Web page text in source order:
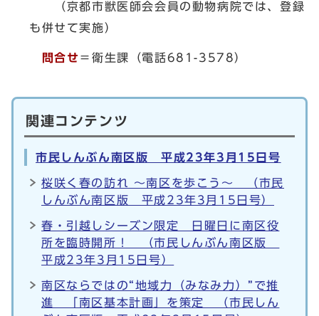
（京都市獣医師会会員の動物病院では、登録
も併せて実施）
問合せ ＝衛生課（電話681-3578）
関連コンテンツ
市民しんぶん南区版 平成23年3月15日号
桜咲く春の訪れ ～南区を歩こう～ （市民
しんぶん南区版 平成23年3月15日号）
春・引越しシーズン限定 日曜日に南区役
所を臨時開所！ （市民しんぶん南区版
平成23年3月15日号）
南区ならではの“地域力（みなみ力）”で推
進 「南区基本計画」を策定 （市民しん